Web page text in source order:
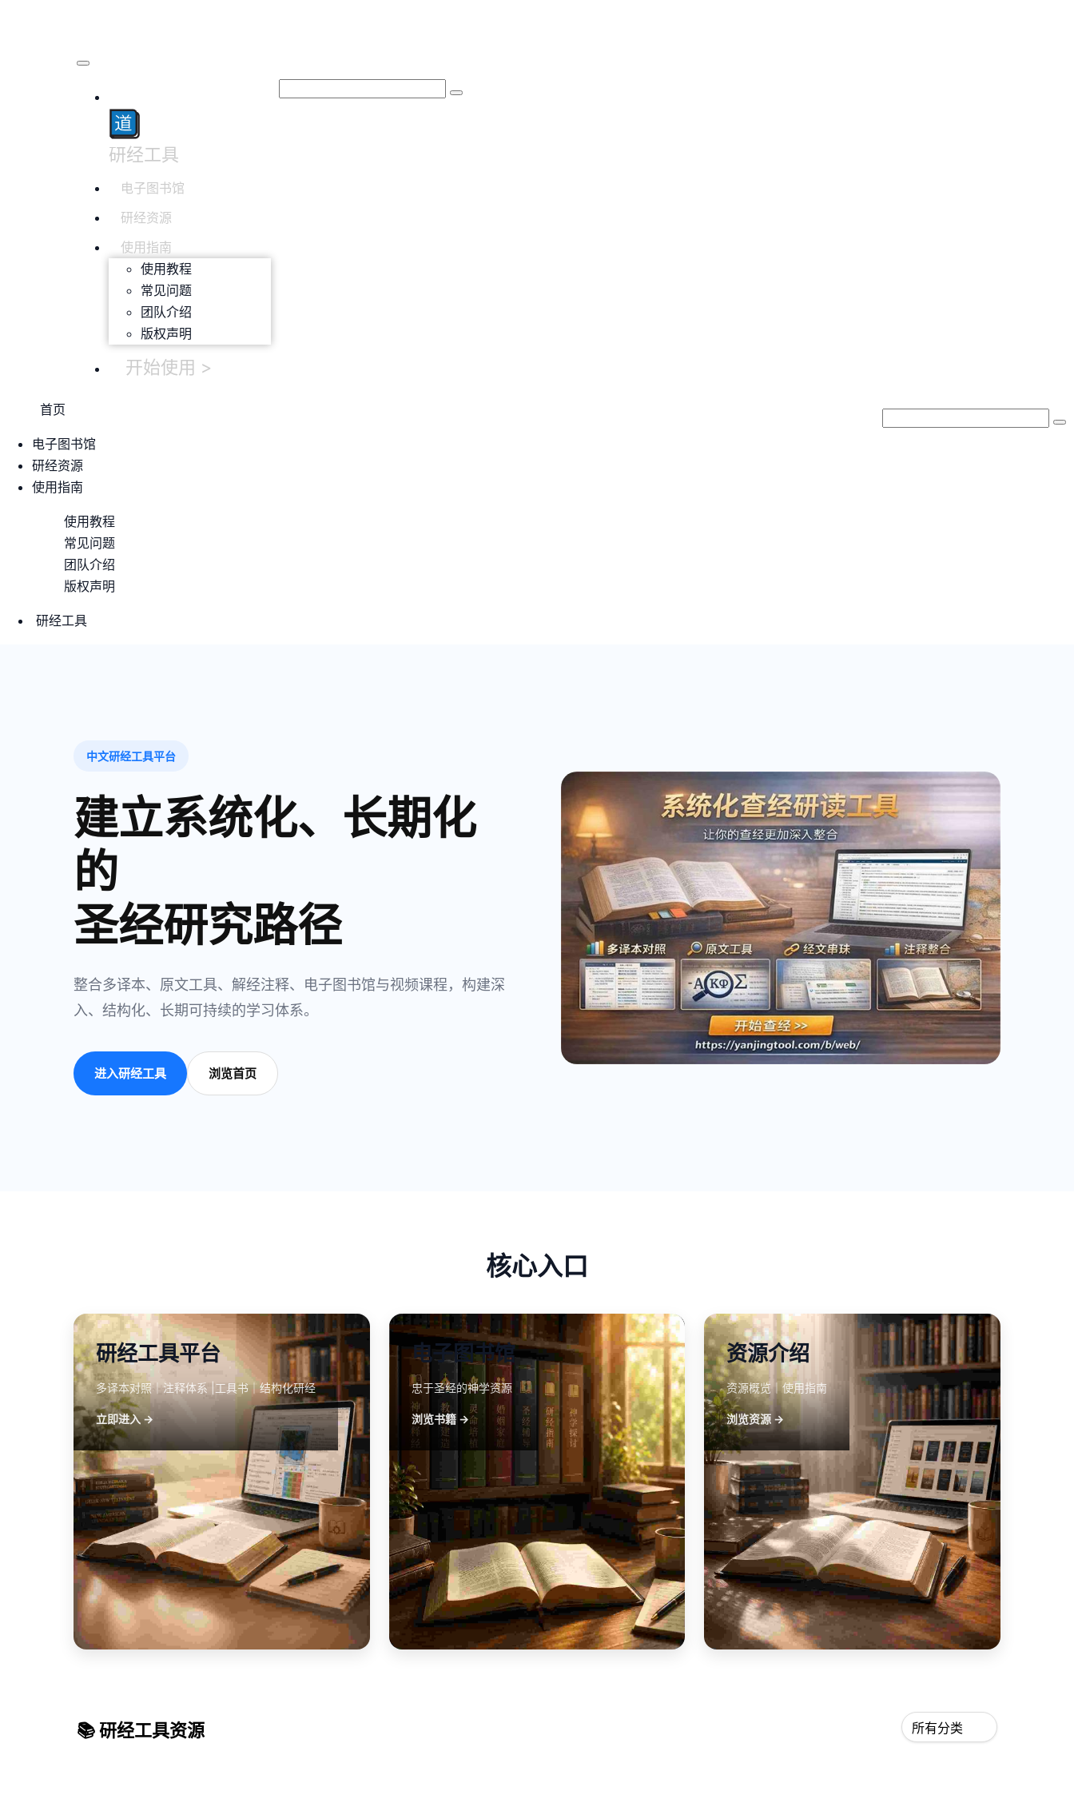
研经工具
电子图书馆
研经资源
使用指南
使用教程
常见问题
团队介绍
版权声明
开始使用 >
首页
电子图书馆
研经资源
使用指南
使用教程
常见问题
团队介绍
版权声明
研经工具
中文研经工具平台
建立系统化、长期化
的
圣经研究路径
整合多译本、原文工具、解经注释、电子图书馆与视频课程，构建深
入、结构化、长期可持续的学习体系。
进入研经工具 浏览首页
核心入口
研经工具平台
多译本对照｜注释体系 |工具书｜结构化研经
立即进入 →
电子图书馆
忠于圣经的神学资源
浏览书籍 →
资源介绍
资源概览｜使用指南
浏览资源 →
📚 研经工具资源